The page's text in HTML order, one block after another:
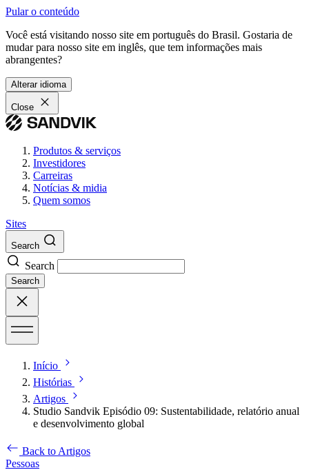
Pular o conteúdo
Você está visitando nosso site em português do Brasil. Gostaria de
mudar para nosso site em inglês, que tem informações mais
abrangentes?
Alterar idioma
Close
Produtos & serviços
Investidores
Carreiras
Notícias & midia
Quem somos
Sites
Search
Search
Search
Início
Histórias
Artigos
Studio Sandvik Episódio 09: Sustentabilidade, relatório anual
e desenvolvimento global
Back to Artigos
Pessoas